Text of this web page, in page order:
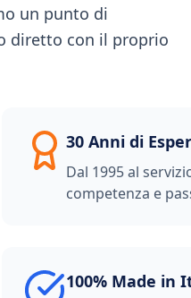
un punto di
diretto con il proprio
30 Anni di
Dal 1995 al
competenza e
100% Made in